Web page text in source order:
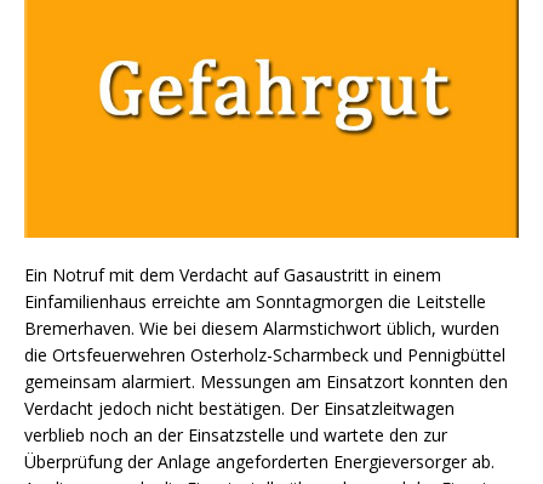
Ein Notruf mit dem Verdacht auf Gasaustritt in einem
Einfamilienhaus erreichte am Sonntagmorgen die Leitstelle
Bremerhaven. Wie bei diesem Alarmstichwort üblich, wurden
die Ortsfeuerwehren Osterholz-Scharmbeck und Pennigbüttel
gemeinsam alarmiert. Messungen am Einsatzort konnten den
Verdacht jedoch nicht bestätigen. Der Einsatzleitwagen
verblieb noch an der Einsatzstelle und wartete den zur
Überprüfung der Anlage angeforderten Energieversorger ab.